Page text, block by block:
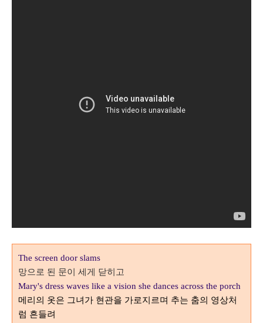
The screen door slams
망으로 된 문이 세게 닫히고
Mary's dress waves like a vision she dances across the porch
메리의 옷은 그녀가 현관을 가로지르며 추는 춤의 영상처
럼 흔들려